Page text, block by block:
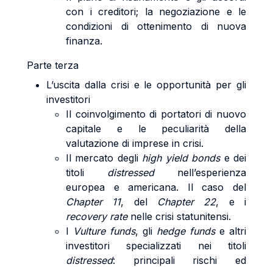
con i creditori; la negoziazione e le
condizioni di ottenimento di nuova
finanza.
Parte terza
L’uscita dalla crisi e le opportunità per gli
investitori
Il coinvolgimento di portatori di nuovo
capitale e le peculiarità della
valutazione di imprese in crisi.
Il mercato degli high yield bondse dei
titoli distressednell’esperienza
europea e americana. Il caso del
Chapter 11, del Chapter 22, e i
recovery ratenelle crisi statunitensi.
I Vulture funds, gli hedge funds e altri
investitori specializzati nei titoli
distressed: principali rischi ed